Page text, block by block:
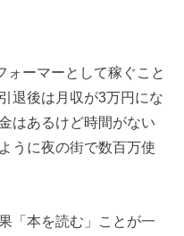
ォーマーとして稼ぐこと
退後は月収が3万円にな
はあるけど時間がない
うに夜の街で数百万使
「本を読む」ことが一